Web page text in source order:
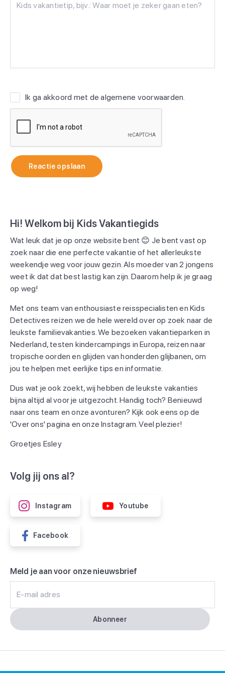
Ik ga akkoord met dealgemene voorwaarden.
Reactie opslaan
Hi! Welkom bij Kids Vakantiegids
Wat leuk dat je op onze website bent 😊 Je bent vast op
zoek naar die ene perfecte vakantie of het allerleukste
weekendje weg voor jouw gezin. Als moeder van 2 jongens
weet ik dat dat best lastig kan zijn. Daarom help ik je graag
op weg!
Met ons team van enthousiaste reisspecialisten en Kids
Detectives reizen we de hele wereld over op zoek naar de
leukste familievakanties. We bezoeken vakantieparken in
Nederland, testen kindercampings in Europa, reizen naar
tropische oorden en glijden van honderden glijbanen, om
jou te helpen met eerlijke tips en informatie.
Dus wat je ook zoekt, wij hebben de leukste vakanties
bijna altijd al voor je uitgezocht. Handig toch? Benieuwd
naar ons team en onze avonturen? Kijk ook eens op de
'Over ons' pagina en onze Instagram. Veel plezier!
Groetjes Esley
Volg jij ons al?
Instagram Youtube
Facebook
Meld je aan voor onze nieuwsbrief
E-mail adres
Abonneer